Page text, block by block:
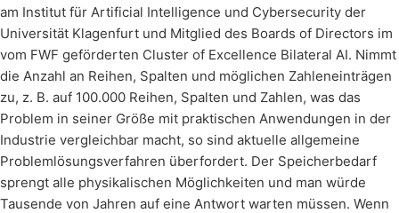
am Institut für Artificial Intelligence und Cybersecurity der
Universität Klagenfurt und Mitglied des Boards of Directors im
vom FWF geförderten Cluster of Excellence Bilateral AI. Nimmt
die Anzahl an Reihen, Spalten und möglichen Zahleneinträgen
zu, z. B. auf 100.000 Reihen, Spalten und Zahlen, was das
Problem in seiner Größe mit praktischen Anwendungen in der
Industrie vergleichbar macht, so sind aktuelle allgemeine
Problemlösungsverfahren überfordert. Der Speicherbedarf
sprengt alle physikalischen Möglichkeiten und man würde
Tausende von Jahren auf eine Antwort warten müssen. Wenn